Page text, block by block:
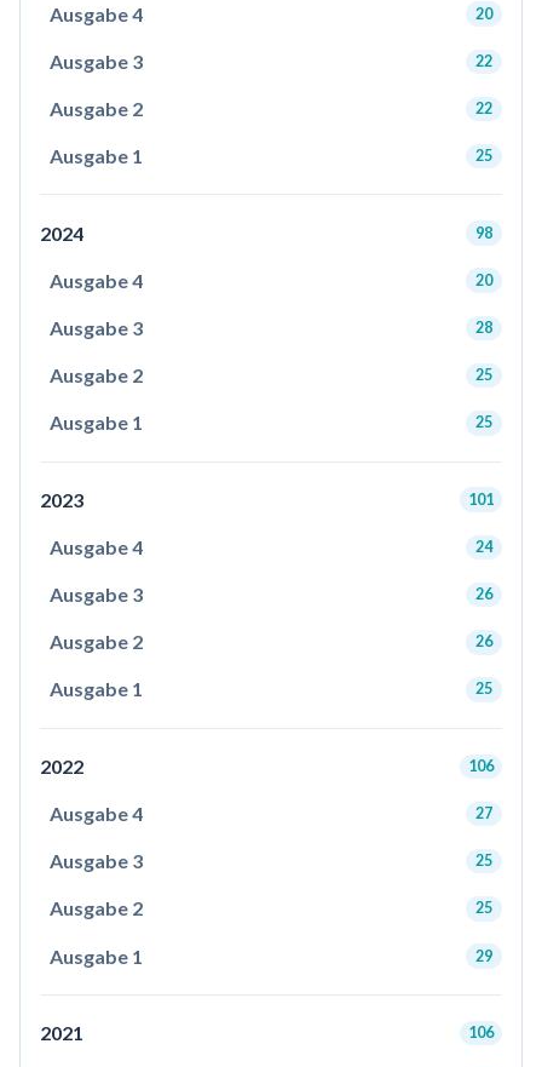
Ausgabe 4 20
Ausgabe 3 22
Ausgabe 2 22
Ausgabe 1 25
2024 98
Ausgabe 4 20
Ausgabe 3 28
Ausgabe 2 25
Ausgabe 1 25
2023 101
Ausgabe 4 24
Ausgabe 3 26
Ausgabe 2 26
Ausgabe 1 25
2022 106
Ausgabe 4 27
Ausgabe 3 25
Ausgabe 2 25
Ausgabe 1 29
2021 106